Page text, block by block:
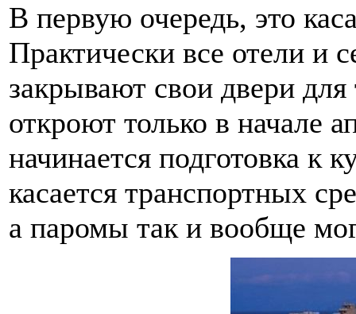
В первую очередь, это
Практически все отели и
закрывают свои двери для
откроют только в начале
начинается подготовка к
касается транспортных
а паромы так и вообще